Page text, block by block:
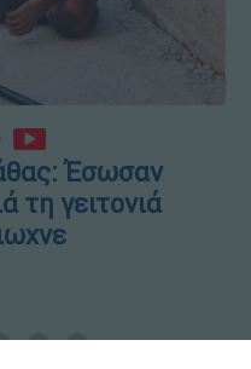
Έσωσαν
τη γειτονιά